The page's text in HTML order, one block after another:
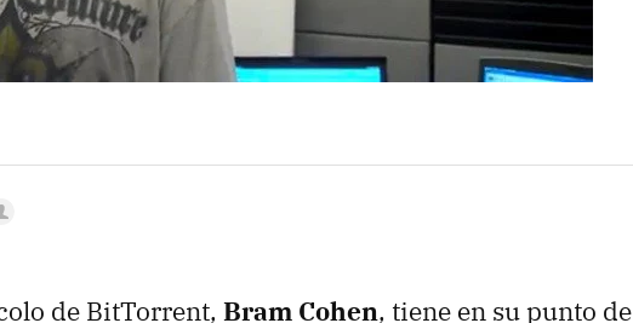
de BitTorrent, Bram Cohen, tiene en su punto de